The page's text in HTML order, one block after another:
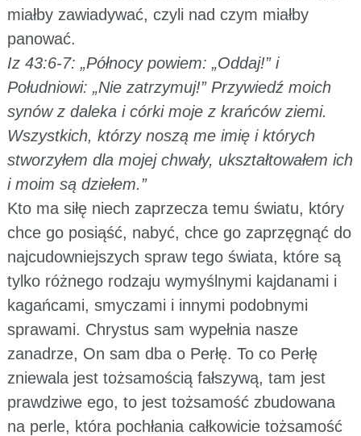
miałby zawiadywać, czyli nad czym miałby
panować.
Iz 43:6-7: „Północy powiem: „Oddaj!” i
Południowi: „Nie zatrzymuj!” Przywiedź moich
synów z daleka i córki moje z krańców ziemi.
Wszystkich, którzy noszą me imię i których
stworzyłem dla mojej chwały, ukształtowałem ich
i moim są dziełem.”
Kto ma siłę niech zaprzecza temu światu, który
chce go posiąść, nabyć, chce go zaprzęgnąć do
najcudowniejszych spraw tego świata, które są
tylko różnego rodzaju wymyślnymi kajdanami i
kagańcami, smyczami i innymi podobnymi
sprawami. Chrystus sam wypełnia nasze
zanadrze, On sam dba o Perłę. To co Perłę
zniewala jest tożsamością fałszywą, tam jest
prawdziwe ego, to jest tożsamość zbudowana
na perle, która pochłania całkowicie tożsamość